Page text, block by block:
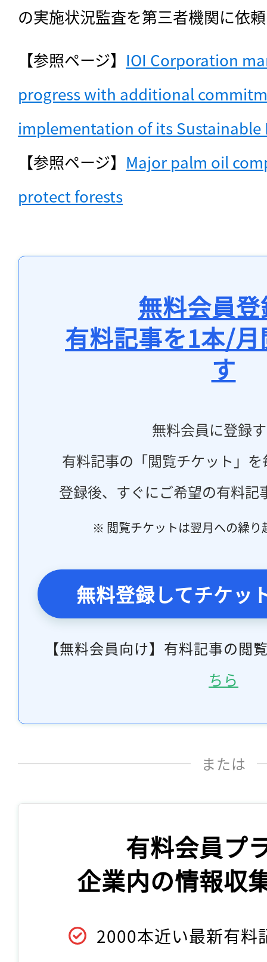
の実施状況監査を第三者機関に依
【参照ページ】 IOI Corporation
progress with additional
implementation of its Sustainable
【参照ページ】 Major palm oil
protect forests
無料会員
有料記事を1本/
す
無料会員に登録
有料記事の「閲覧チケット」
登録後、すぐにご希望の有料記
※ 閲覧チケットは翌月への繰り
無料登録してチケッ
【無料会員向け】有料記事の閲
ちら
または
有料会員プ
企業内の情報収
2000本近い最新有料